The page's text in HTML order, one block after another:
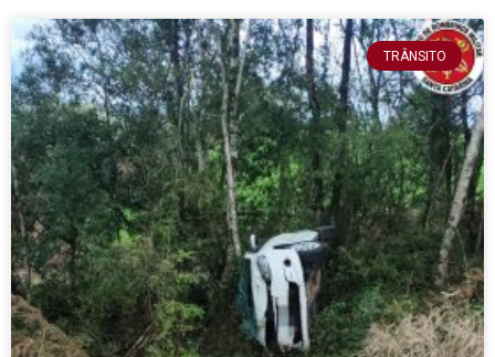
TRÂNSITO